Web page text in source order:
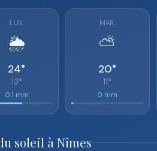
LUN.
🌦️
24°
13°
0.1 mm
MAR.
⛅
20°
11°
0 mm
soleil à Nîmes